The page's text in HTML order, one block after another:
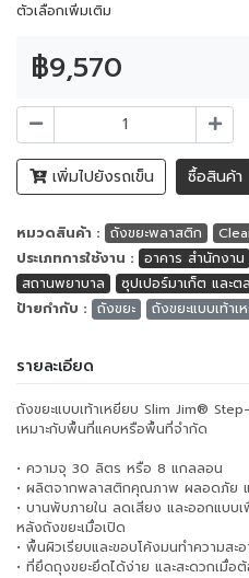
ตัวเลือกเพิ่มเติม
฿9,570
เพิ่มไปยังรถเข็น ซื้อสินค้า
หมวดสินค้า : ถังขยะพลาสติก
ประเภทการใช้งาน : อาคาร สำนักงาน
สถานพยาบาล
ซุปเปอร์มาเก็ต และต
ป้ายกำกับ : ถังขยะ ถังขยะแบบเท้าเ
รายละเอียด
ถังขยะแบบเท้าเหยียบ Slim Jim®
เหมาะกับพื้นที่แคบหรือพื้นที่จำกัด
• ความจุ 30 ลิตร หรือ 8 แกลลอน
• ผลิตจากพลาสติกคุณภาพ ผลอดภัย
• บานพับภายใน ลดเสียง และออกแบบ
หลังถังขยะเมื่อเปิด
• พื้นผิวเรียบและขอบโค้งมนทำความสะ
• ที่ยึดถุงขยะยึดได้ง่าย และสะดวกเมื่อ